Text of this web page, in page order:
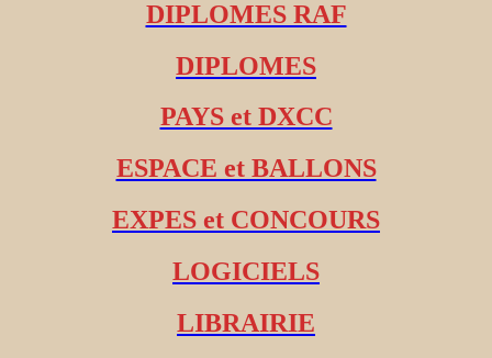
DIPLOMES RAF
DIPLOMES
PAYS et DXCC
ESPACE et BALLONS
EXPES et CONCOURS
LOGICIELS
LIBRAIRIE